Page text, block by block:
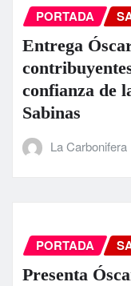
PORTADA
Entrega
confianza de
Sabinas
La Carbonifera
PORTADA
Presenta